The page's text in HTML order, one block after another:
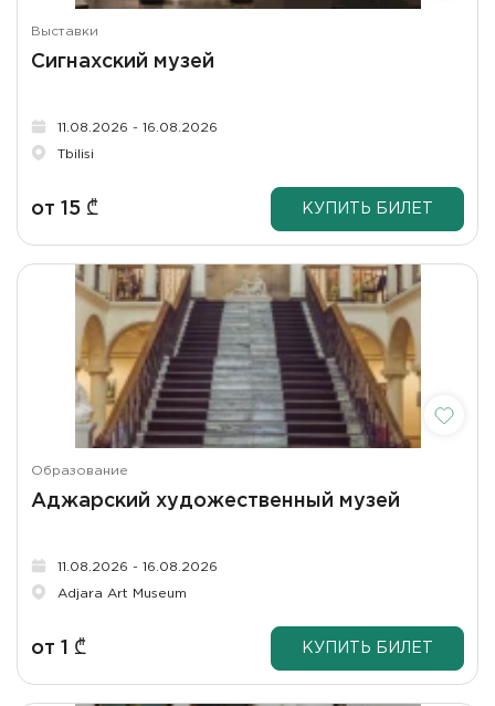
Выставки
Сигнахский музей
11.08.2026 - 16.08.2026
Tbilisi
от 15 ₾ КУПИТЬ БИЛЕТ
Образование
Аджарский художественный музей
11.08.2026 - 16.08.2026
Adjara Art Museum
от 1 ₾ КУПИТЬ БИЛЕТ